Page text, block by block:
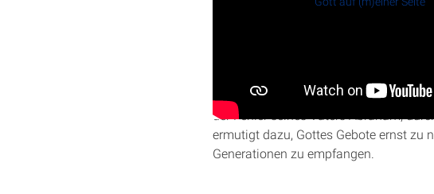
1. Mose 25 und 26. Er zeigt auf, wie
der Fehler seines Vaters Abraham,
ermutigt dazu, Gottes Gebote ernst zu
Generationen zu empfangen.